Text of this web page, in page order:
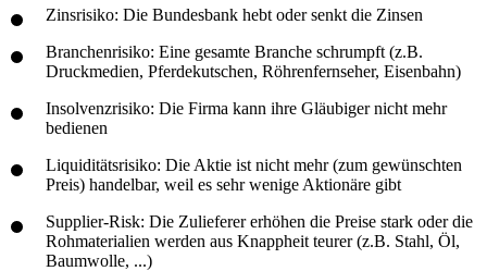
Zinsrisiko: Die Bundesbank hebt oder senkt die Zinsen
Branchenrisiko: Eine gesamte Branche schrumpft (z.B.
Druckmedien, Pferdekutschen, Röhrenfernseher, Eisenbahn)
Insolvenzrisiko: Die Firma kann ihre Gläubiger nicht mehr
bedienen
Liquiditätsrisiko: Die Aktie ist nicht mehr (zum gewünschten
Preis) handelbar, weil es sehr wenige Aktionäre gibt
Supplier-Risk: Die Zulieferer erhöhen die Preise stark oder die
Rohmaterialien werden aus Knappheit teurer (z.B. Stahl, Öl,
Baumwolle, ...)